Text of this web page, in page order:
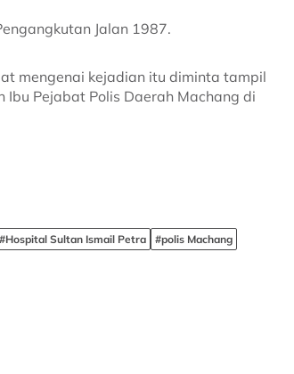
Jalan 1987.
mengenai kejadian itu diminta tampil
Pejabat Polis Daerah Machang di
#Hospital Sultan Ismail Petra
#polis Machang